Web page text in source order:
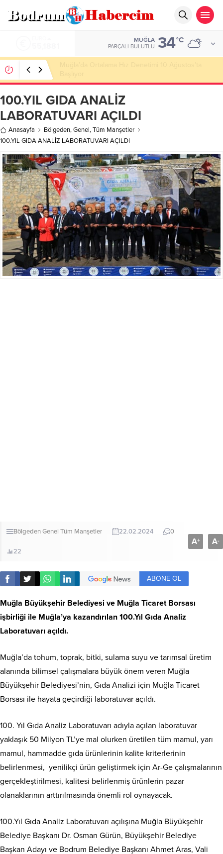
MUĞLA
PARÇALI BULUTLU 34°C
kazandırmak”
100.YIL GIDA ANALİZ
LABORATUVARI AÇILDI
Anasayfa Bölgeden,Genel,Tüm Manşetler
100.YIL GIDA ANALİZ LABORATUVARI AÇILDI
BölgedenGenel Tüm Manşetler 22.02.2024 0
22
A+ A-
ABONE OL
Muğla Büyükşehir Belediyesi ve Muğla Ticaret Borsası
işbirliği ile Muğla’ya kazandırılan 100.Yıl Gıda Analiz
Laboratuvarı açıldı.
Muğla’da tohum, toprak, bitki, sulama suyu ve tarımsal üretim
alanında bilimsel çalışmalara büyük önem veren Muğla
Büyükşehir Belediyesi’nin, Gıda Analizi için Muğla Ticaret
Borsası ile hayata geçirdiği laboratuvar açıldı.
100. Yıl Gıda Analiz Laboratuvarı adıyla açılan laboratuvar
yaklaşık 50 Milyon TL’ye mal olurken üretilen tüm mamul, yarı
mamul, hammadde gıda ürünlerinin kalite kriterlerinin
belirlenmesi, yenilikçi ürün geliştirmek için Ar-Ge çalışmalarının
gerçekleştirilmesi, kalitesi belirlenmiş ürünlerin pazar
olanaklarının arttırılmasında önemli rol oynayacak.
100.Yıl Gıda Analiz Laboratuvarı açılışına Muğla Büyükşehir
Belediye Başkanı Dr. Osman Gürün, Büyükşehir Belediye
Başkan Adayı ve Bodrum Belediye Başkanı Ahmet Aras, Vali